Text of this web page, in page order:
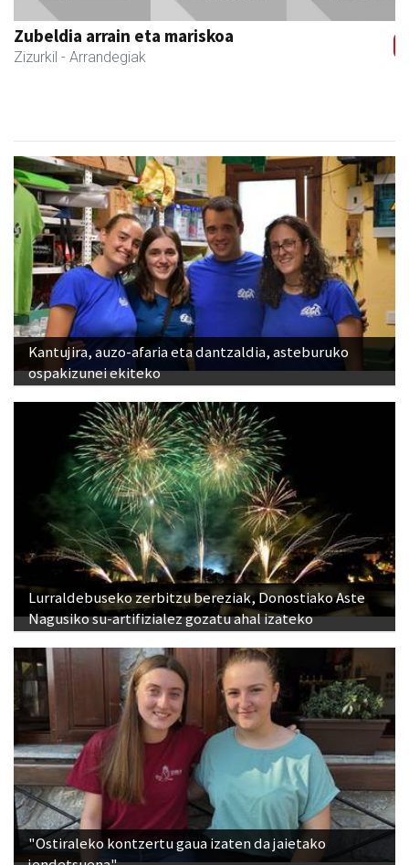
Zubeldia arrain eta mariskoa
Zizurkil - Arrandegiak
Kantujira, auzo-afaria eta dantzaldia, asteburuko
ospakizunei ekiteko
Lurraldebuseko zerbitzu bereziak, Donostiako Aste
Nagusiko su-artifizialez gozatu ahal izateko
"Ostiraleko kontzertu gaua izaten da jaietako